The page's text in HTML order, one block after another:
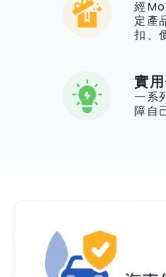
經
定產
扣、
實
一系
障自